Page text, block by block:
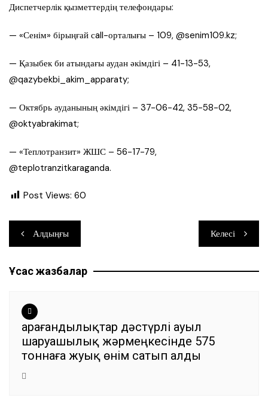
Диспетчерлік қызметтердің телефондары:
— «Сенім» бірыңғай сall-орталығы – 109, @senim109.kz;
— Қазыбек би атындағы аудан әкімдігі – 41-13-53,
@qazybekbi_akim_apparaty;
— Октябрь ауданының әкімдігі – 37-06-42, 35-58-02,
@oktyabrakimat;
— «Теплотранзит» ЖШС – 56-17-79,
@teplotranzitkaraganda.
Post Views: 60
Навигация
по
записям
Алдыңғы Келесі
Ұқсас жазбалар
Қарағандылықтар дәстүрлі ауыл
шаруашылық жәрмеңкесінде 575
тоннаға жуық өнім сатып алды